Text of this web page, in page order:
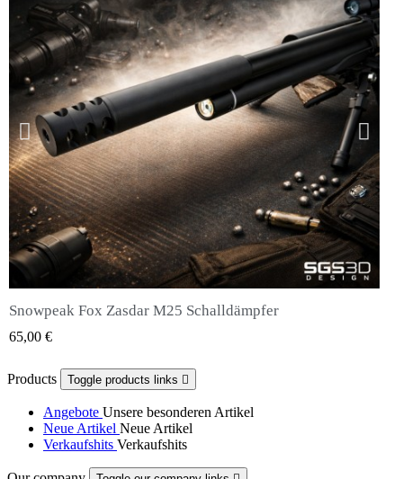
QUICK VIEW
Snowpeak Fox Zasdar M25 Schalldämpfer
65,00 €
Products Toggle products links 
Angebote Unsere besonderen Artikel
Neue Artikel Neue Artikel
Verkaufshits Verkaufshits